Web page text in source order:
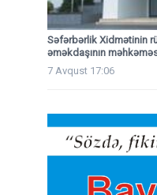
Səfərbərlik Xidmətinin
əməkdaşının
7 Avqust 17:06